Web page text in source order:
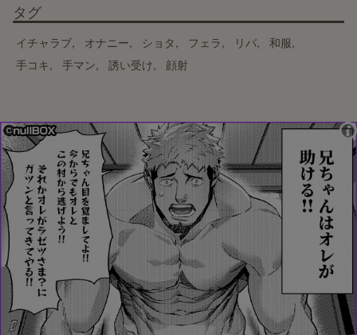
タグ
イチャラブ オナニー ショタ フェラ リバ
和服
手コキ
手マン 誘い受け 顔射